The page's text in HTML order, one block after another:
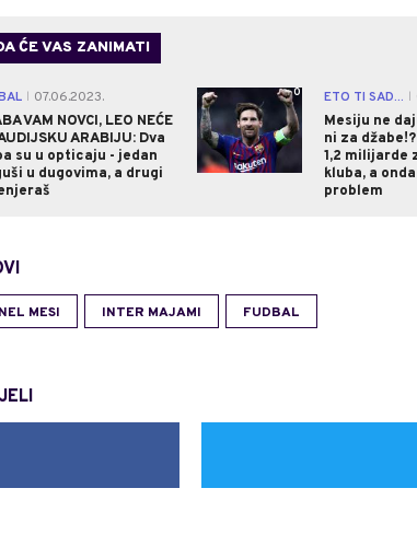
ĆE VAS ZANIMATI
07.06.2023.
VAM NOVCI, LEO NEĆE
ARABIJU: Dva
su u opticaju - jedan
u dugovima, a drugi
0 ETO TI SAD...
Mesiju ne
ni za
1,2 milijarde
kluba, a
problem
MESI INTER MAJAMI FUDBAL